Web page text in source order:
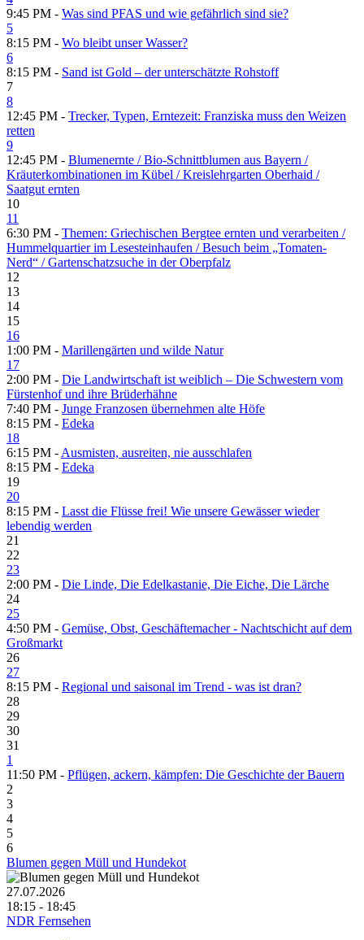
9:45 PM - Was sind PFAS und wie gefährlich sind sie?
5
8:15 PM - Wo bleibt unser Wasser?
6
8:15 PM - Sand ist Gold – der unterschätzte Rohstoff
7
8
12:45 PM - Trecker, Typen, Erntezeit: Franziska muss den Weizen
retten
9
12:45 PM - Blumenernte /​ Bio-Schnittblumen aus Bayern /​
Kräuterkombinationen im Kübel /​ Kreislehrgarten Oberhaid /​
Saatgut ernten
10
11
6:30 PM - Themen: Griechischen Bergtee ernten und verarbeiten /​
Hummelquartier im Lesesteinhaufen /​ Besuch beim „Tomaten-
Nerd“ /​ Gartenschatzsuche in der Oberpfalz
12
13
14
15
16
1:00 PM - Marillengärten und wilde Natur
17
2:00 PM - Die Landwirtschaft ist weiblich – Die Schwestern vom
Fürstenhof und ihre Brüderhähne
7:40 PM - Junge Franzosen übernehmen alte Höfe
8:15 PM - Edeka
18
6:15 PM - Ausmisten, ausreiten, nie ausschlafen
8:15 PM - Edeka
19
20
8:15 PM - Lasst die Flüsse frei! Wie unsere Gewässer wieder
lebendig werden
21
22
23
2:00 PM - Die Linde, Die Edelkastanie, Die Eiche, Die Lärche
24
25
4:50 PM - Gemüse, Obst, Geschäftemacher - Nachtschicht auf dem
Großmarkt
26
27
8:15 PM - Regional und saisonal im Trend - was ist dran?
28
29
30
31
1
11:50 PM - Pflügen, ackern, kämpfen: Die Geschichte der Bauern
2
3
4
5
6
Blumen gegen Müll und Hundekot
27.07.2026
18:15 - 18:45
NDR Fernsehen